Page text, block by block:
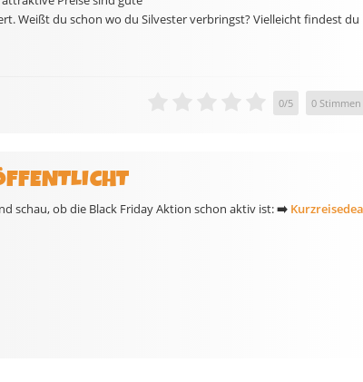
Weißt du schon wo du Silvester verbringst? Vielleicht findest du
0/5 0Stimmen
schau, ob die Black Friday Aktion schon aktiv ist:➡️